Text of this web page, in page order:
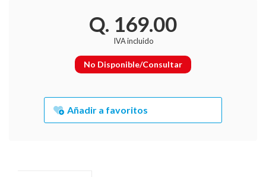
Q. 169.00
IVA incluido
No Disponible/Consultar
Añadir a favoritos